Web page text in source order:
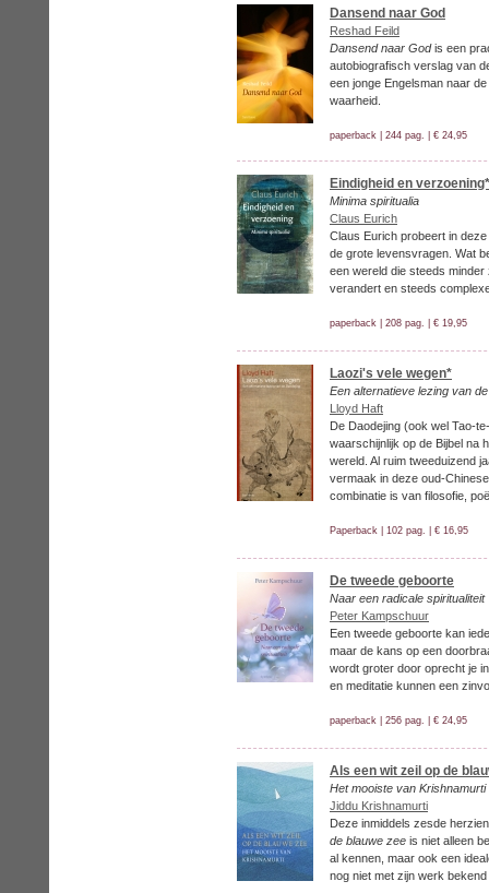
Dansend naar God
Reshad Feild
Dansend naar Godis een
autobiografisch verslag van
een jonge Engelsman naar
waarheid.
paperback | 244 pag. | € 24,95
Eindigheid en verzoening*
Minima spiritualia
Claus Eurich
Claus Eurich probeert in
de grote levensvragen. Wat
een wereld die steeds
verandert en steeds
paperback | 208 pag. | € 19,95
Laozi's vele wegen*
Een alternatieve lezing van
Lloyd Haft
De Daodejing (ook wel Tao-
waarschijnlijk op de Bijbel na
wereld. Al ruim tweeduizend
vermaak in deze oud-
combinatie is van filosofie,
Paperback | 102 pag. | € 16,95
De tweede geboorte
Naar een radicale spiritualiteit
Peter Kampschuur
Een tweede geboorte kan
maar de kans op een
wordt groter door oprecht je
en meditatie kunnen een
paperback | 256 pag. | € 24,95
Als een wit zeil op de
Het mooiste van Krishnamurti
Jiddu Krishnamurti
Deze inmiddels zesde
de blauwe zee is niet alleen
al kennen, maar ook een
nog niet met zijn werk bekend